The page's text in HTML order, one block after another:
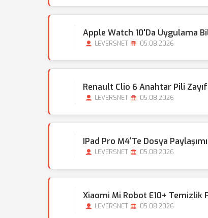
Apple Watch 10'da Uygulama
LEVERSNET 05.08.2026
Renault Clio 6 Anahtar Pili Zayıf
LEVERSNET 05.08.2026
IPad Pro M4'te Dosya Paylaşımı
LEVERSNET 05.08.2026
Xiaomi Mi Robot E10+ Temizlik
LEVERSNET 05.08.2026